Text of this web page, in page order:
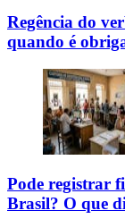
Regência do
quando é
Pode registrar
Brasil? O que